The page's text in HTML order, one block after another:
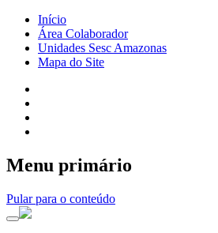
Início
Área Colaborador
Unidades Sesc Amazonas
Mapa do Site
Menu primário
Pular para o conteúdo